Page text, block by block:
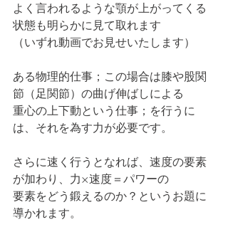
よく言われるような顎が上がってくる
状態も明らかに見て取れます
（いずれ動画でお見せいたします）
ある物理的仕事；この場合は膝や股関
節（足関節）の曲げ伸ばしによる
重心の上下動という仕事；を行うに
は、それを為す力が必要です。
さらに速く行うとなれば、速度の要素
が加わり、力×速度＝パワーの
要素をどう鍛えるのか？というお題に
導かれます。